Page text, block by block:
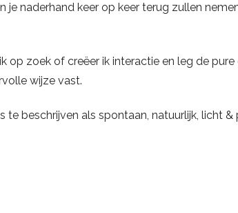
je naderhand keer op keer terug zullen
op zoek of creëer ik interactie en leg de
wijze vast.
te beschrijven als spontaan, natuurlijk, licht &